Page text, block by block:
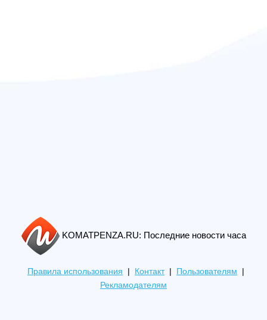
KOMATPENZA.RU: Последние новости часа
Правила использования Контакт| Пользователям
Рекламодателям